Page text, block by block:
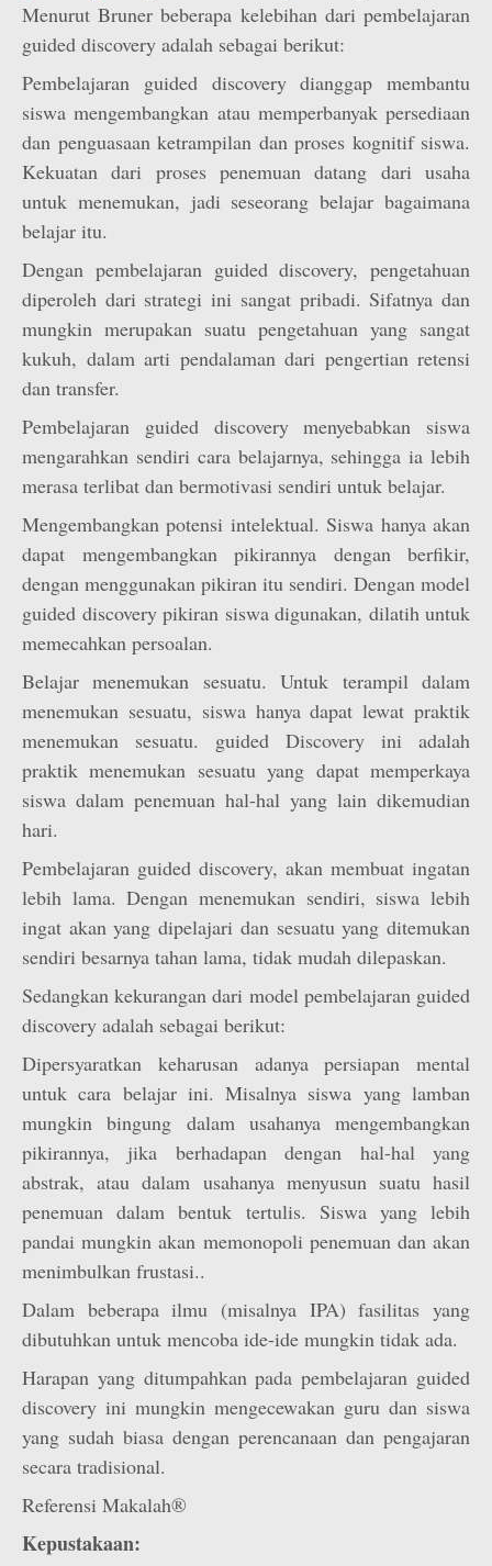
Menurut Bruner beberapa kelebihan dari pembelajaran
guided discovery adalah sebagai berikut:
Pembelajaran guided discovery dianggap membantu
siswa mengembangkan atau memperbanyak persediaan
dan penguasaan ketrampilan dan proses kognitif siswa.
Kekuatan dari proses penemuan datang dari usaha
untuk menemukan, jadi seseorang belajar bagaimana
belajar itu.
Dengan pembelajaran guided discovery, pengetahuan
diperoleh dari strategi ini sangat pribadi. Sifatnya dan
mungkin merupakan suatu pengetahuan yang sangat
kukuh, dalam arti pendalaman dari pengertian retensi
dan transfer.
Pembelajaran guided discovery menyebabkan siswa
mengarahkan sendiri cara belajarnya, sehingga ia lebih
merasa terlibat dan bermotivasi sendiri untuk belajar.
Mengembangkan potensi intelektual. Siswa hanya akan
dapat mengembangkan pikirannya dengan berfikir,
dengan menggunakan pikiran itu sendiri. Dengan model
guided discovery pikiran siswa digunakan, dilatih untuk
memecahkan persoalan.
Belajar menemukan sesuatu. Untuk terampil dalam
menemukan sesuatu, siswa hanya dapat lewat praktik
menemukan sesuatu. guided Discovery ini adalah
praktik menemukan sesuatu yang dapat memperkaya
siswa dalam penemuan hal-hal yang lain dikemudian
hari.
Pembelajaran guided discovery, akan membuat ingatan
lebih lama. Dengan menemukan sendiri, siswa lebih
ingat akan yang dipelajari dan sesuatu yang ditemukan
sendiri besarnya tahan lama, tidak mudah dilepaskan.
Sedangkan kekurangan dari model pembelajaran guided
discovery adalah sebagai berikut:
Dipersyaratkan keharusan adanya persiapan mental
untuk cara belajar ini. Misalnya siswa yang lamban
mungkin bingung dalam usahanya mengembangkan
pikirannya, jika berhadapan dengan hal-hal yang
abstrak, atau dalam usahanya menyusun suatu hasil
penemuan dalam bentuk tertulis. Siswa yang lebih
pandai mungkin akan memonopoli penemuan dan akan
menimbulkan frustasi..
Dalam beberapa ilmu (misalnya IPA) fasilitas yang
dibutuhkan untuk mencoba ide-ide mungkin tidak ada.
Harapan yang ditumpahkan pada pembelajaran guided
discovery ini mungkin mengecewakan guru dan siswa
yang sudah biasa dengan perencanaan dan pengajaran
secara tradisional.
Referensi Makalah®
Kepustakaan: